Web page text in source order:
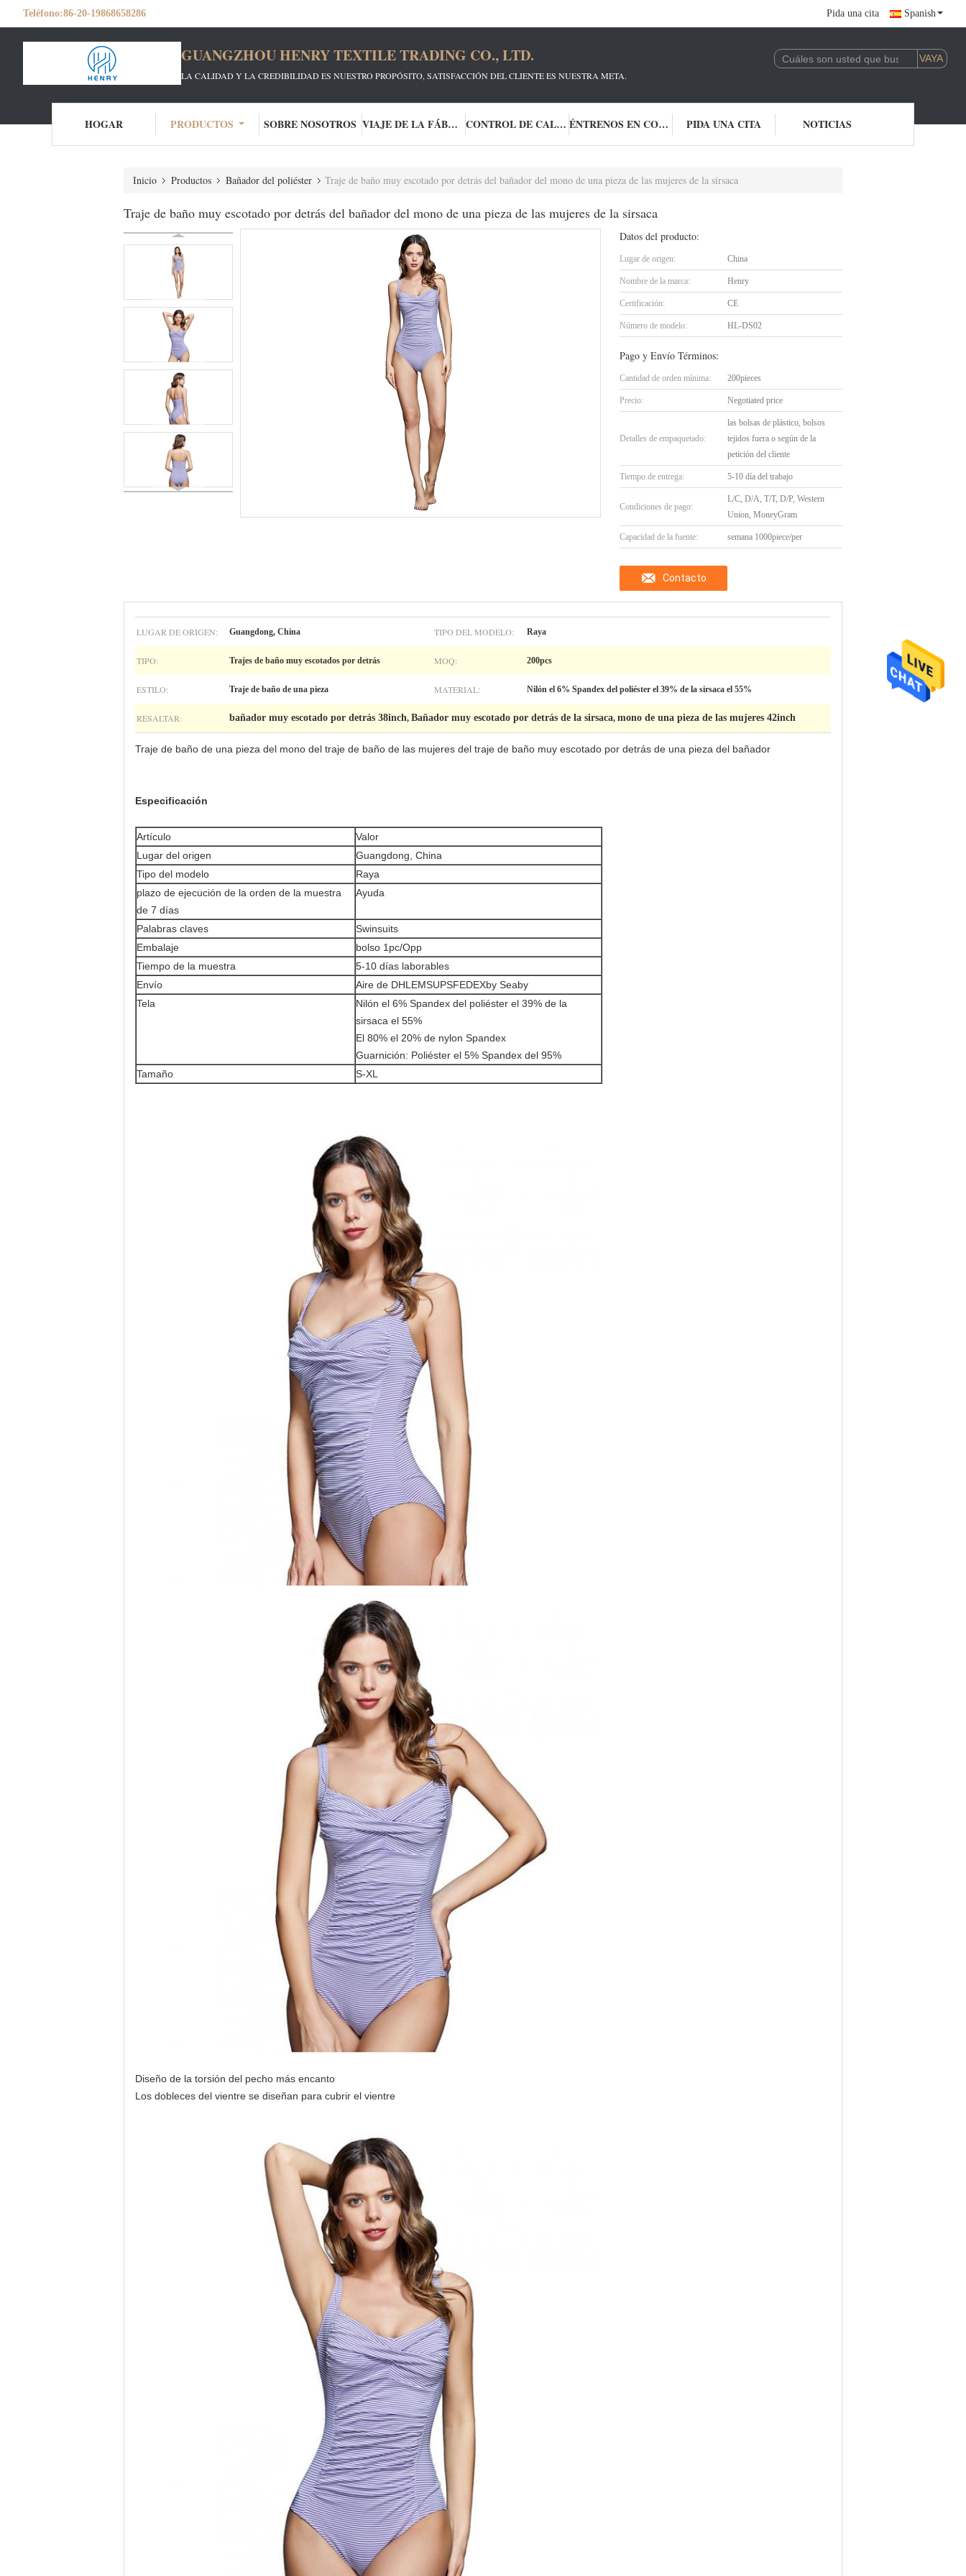
Teléfono:86-20-19868658286 Pida una cita Spanish
GUANGZHOU HENRY TEXTILE TRADING CO., LTD.
LA CALIDAD Y LA CREDIBILIDAD ES NUESTRO PROPÓSITO, SATISFACCIÓN DEL CLIENTE ES NUESTRA META.
HOGAR PRODUCTOS SOBRE NOSOTROS VIAJE DE LA FÁBRICA CONTROL DE CALIDAD ÉNTRENOS EN CONTACTO CON PIDA UNA CITA NOTICIAS
Inicio Productos Bañador del poliéster Traje de baño muy escotado por detrás del bañador del mono de una pieza de las mujeres de la sirsaca
Traje de baño muy escotado por detrás del bañador del mono de una pieza de las mujeres de la sirsaca
Datos del producto:
Lugar de origen: China
Nombre de la marca: Henry
Certificación: CE
Número de modelo: HL-DS02
Pago y Envío Términos:
Cantidad de orden mínima: 200pieces
Precio: Negotiated price
Detalles de empaquetado:
las bolsas de plástico, bolsos
tejidos fuera o según de la
petición del cliente
Tiempo de entrega: 5-10 día del trabajo
Condiciones de pago:
L/C, D/A, T/T, D/P, Western
Union, MoneyGram
Capacidad de la fuente: semana 1000piece/per
Contacto
LUGAR DE ORIGEN: Guangdong, China TIPO DEL MODELO: Raya
TIPO: Trajes de baño muy escotados por detrás MOQ: 200pcs
ESTILO: Traje de baño de una pieza MATERIAL: Nilón el 6% Spandex del poliéster el 39% de la sirsaca el 55%
RESALTAR: bañador muy escotado por detrás 38inch, Bañador muy escotado por detrás de la sirsaca, mono de una pieza de las mujeres 42inch
Traje de baño de una pieza del mono del traje de baño de las mujeres del traje de baño muy escotado por detrás de una pieza del bañador
Especificación
Artículo
Valor
Lugar del origen
Guangdong, China
Tipo del modelo
Raya
plazo de ejecución de la orden de la muestra
de 7 días
Ayuda
Palabras claves
Swinsuits
Embalaje
bolso 1pc/Opp
Tiempo de la muestra
5-10 días laborables
Envío
Aire de DHLEMSUPSFEDEXby Seaby
Tela
Nilón el 6% Spandex del poliéster el 39% de la
sirsaca el 55%
El 80% el 20% de nylon Spandex
Guarnición: Poliéster el 5% Spandex del 95%
Tamaño
S-XL
Diseño de la torsión del pecho más encanto
Los dobleces del vientre se diseñan para cubrir el vientre